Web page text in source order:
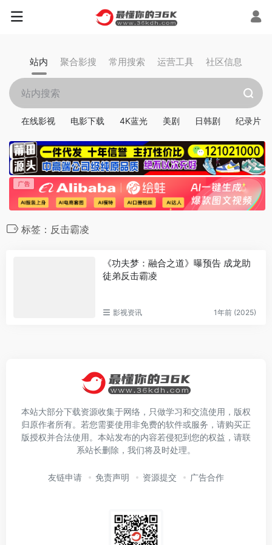
站内 聚合影搜 常用搜索 运营工具 社区信息
在线影视 电影下载 4K蓝光 美剧 日韩剧 纪录片
标签：反击霸凌
《功夫梦：融合之道》曝预告 成龙助
徒弟反击霸凌
影视资讯 1年前 (2025)
本站大部分下载资源收集于网络，只做学习和交流使用，版权
归原作者所有。若您需要使用非免费的软件或服务，请购买正
版授权并合法使用。本站发布的内容若侵犯到您的权益，请联
系站长删除，我们将及时处理。
友链申请 免责声明 资源提交 广告合作